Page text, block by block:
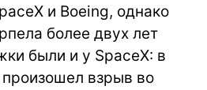
и Boeing, однако
более двух лет
были и у SpaceX: в
взрыв во